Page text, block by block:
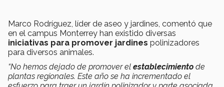
Marco Rodríguez, líder de aseo y jardines, comentó que
en el campus Monterrey han existido diversas
iniciativas para promover jardines polinizadores
para diversos animales.
“No hemos dejado de promover el establecimiento de
plantas regionales. Este año se ha incrementado el